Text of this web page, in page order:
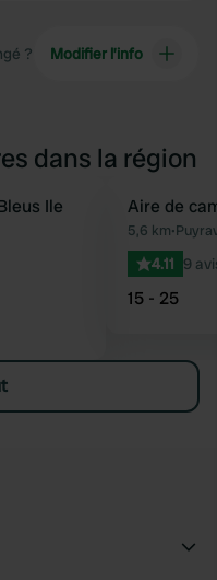
? Modifier l’info
dans la région
Préféré
Ile
Aire de
5,6 km•
4.11 9
15 - 25